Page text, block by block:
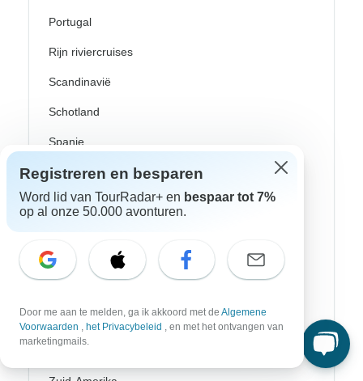
Portugal
Rijn riviercruises
Scandinavië
Schotland
Spanje
Turkije
Zweden
Costa Rica
Peru
Registreren en besparen
Word lid van TourRadar+ en bespaar tot 7%
op al onze 50.000 avonturen.
Door me aan te melden, ga ik akkoord met de Algemene
Voorwaarden , het Privacybeleid , en met het ontvangen van
marketingmails.